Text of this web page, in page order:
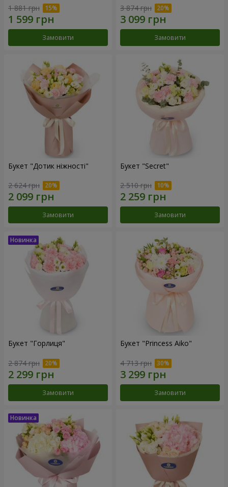
1 881 грн
Замовити
3 874 грн
Замовити
Букет "Дотик ніжності"
2 624 грн
Замовити
Букет "Secret"
2 510 грн
Замовити
Букет "Горлиця"
2 874 грн
Замовити
Букет "Princess Aiko"
4 713 грн
Замовити